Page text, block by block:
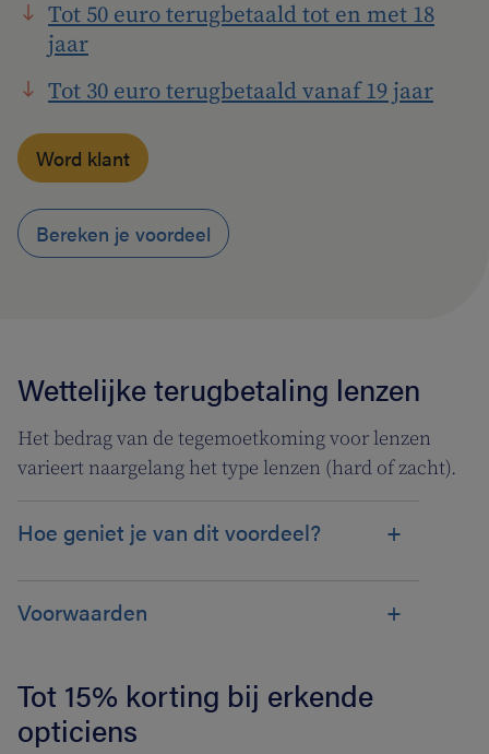
Tot 50 euro terugbetaald tot en met 18
jaar
Tot 30 euro terugbetaald vanaf 19 jaar
Word klant
Bereken je voordeel
Wettelijke terugbetaling lenzen
Het bedrag van de tegemoetkoming voor lenzen
varieert naargelang het type lenzen (hard of zacht).
Hoe geniet je van dit voordeel?
Voorwaarden
Tot 15% korting bij erkende
opticiens